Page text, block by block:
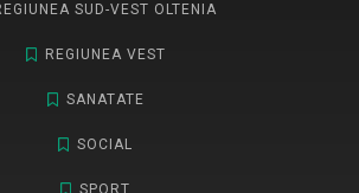
SUD-VEST OLTENIA
REGIUNEA VEST
SANATATE
SOCIAL
SPORT